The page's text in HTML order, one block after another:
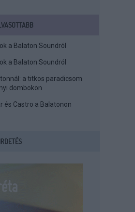
a Balaton Soundról
a Balaton Soundról
a titkos paradicsom
dombokon
és Castro a Balatonon